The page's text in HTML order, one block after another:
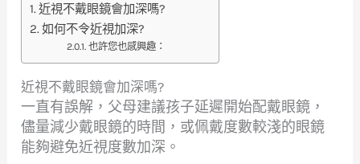
近視不戴眼鏡會加深嗎?
如何不令近視加深?
也許您也感興趣：
近視不戴眼鏡會加深嗎?
一直有誤解，父母建議孩子延遲開始配戴眼鏡，
儘量減少戴眼鏡的時間，或佩戴度數較淺的眼鏡
能夠避免近視度數加深。